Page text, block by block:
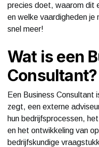
precies doet, waarom dit
en welke vaardigheden
snel meer!
Wat is een
Consultant?
Een Business Consultant
zegt, een externe
hun bedrijfsprocessen,
en het ontwikkeling van
bedrijfskundige